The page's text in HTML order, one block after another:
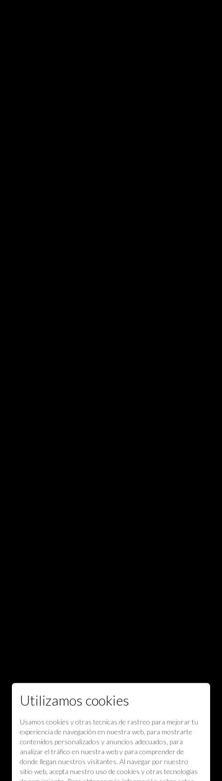
Utilizamos cookies
Usamos cookies y otras tecnicas de rastreo para mejorar tu
experiencia de navegación en nuestra web, para mostrarte
contenidos personalizados y anuncios adecuados, para
analizar el tráfico en nuestra web y para comprender de
donde llegan nuestros visitantes. Al navegar por nuestro
sitio web, acepta nuestro uso de cookies y otras tecnologías